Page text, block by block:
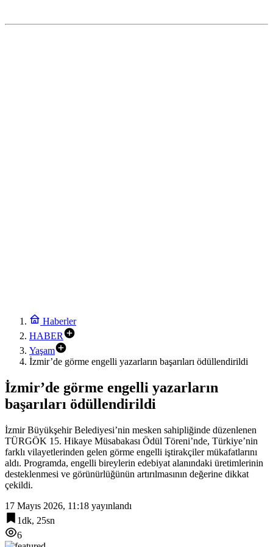
Haberler
HABER
Yaşam
İzmir’de görme engelli yazarların başarıları ödüllendirildi
İzmir’de görme engelli yazarların
başarıları ödüllendirildi
İzmir Büyükşehir Belediyesi’nin mesken sahipliğinde düzenlenen
TÜRGÖK 15. Hikaye Müsabakası Ödül Töreni’nde, Türkiye’nin
farklı vilayetlerinden gelen görme engelli iştirakçiler mükafatlarını
aldı. Programda, engelli bireylerin edebiyat alanındaki üretimlerinin
desteklenmesi ve görünürlüğünün artırılmasının değerine dikkat
çekildi.
17 Mayıs 2026, 11:18 yayınlandı
1dk, 25sn
6